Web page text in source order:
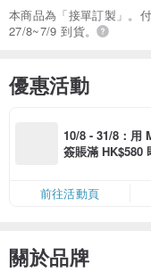
本商品為「接單訂製」。
27/8~7/9 到貨。
優惠活動
10/8 - 31/8：用
簽賬滿 HK$580
額有限，額滿即
前往活動頁
關於品牌